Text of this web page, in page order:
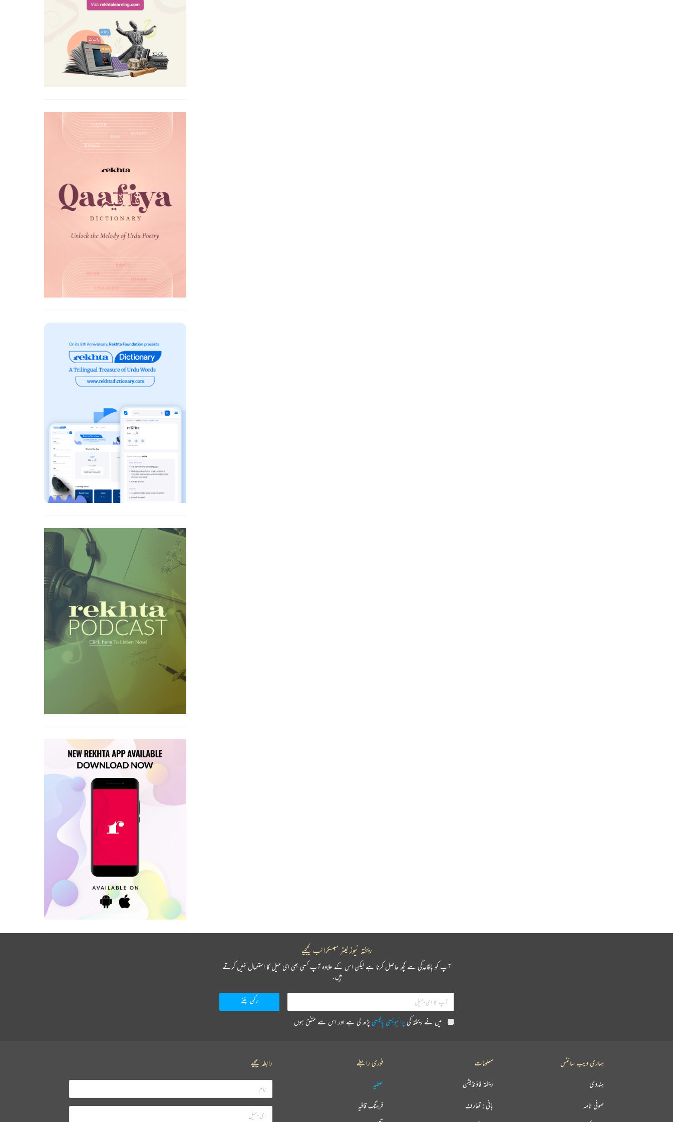
ریختہ نیوز لیٹر سبسکرائب کیجیے
آپ کو باقاعدگی سے کچھ حاصل کرنا ہے لیکن اس کے علاوہ آپ کسی بھی ای میل کا استعمال نہیں کرتے
ہیں۔
میں نے ریختہ کیپرائیویسی پالیسیپڑھ لی ہے اور اس سے متفق ہوں
فوری رابطے
عطیہ
فرہنگ قافیہ
معلومات
ریختہ فاؤنڈیشن
بانی : تعارف
ہماری ویب سائٹس
ہندوی
صوفی نامہ
رابطہ کیجیے